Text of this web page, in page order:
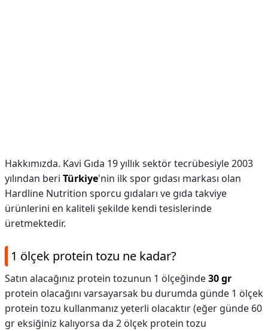
Hakkımızda. Kavi Gıda 19 yıllık sektör tecrübesiyle 2003
yılından beri Türkiye'nin ilk spor gıdası markası olan
Hardline Nutrition sporcu gıdaları ve gıda takviye
ürünlerini en kaliteli şekilde kendi tesislerinde
üretmektedir.
1 ölçek protein tozu ne kadar?
Satın alacağınız protein tozunun 1 ölçeğinde30 gr
protein olacağını varsayarsak bu durumda günde 1 ölçek
protein tozu kullanmanız yeterli olacaktır (eğer günde 60
gr eksiğiniz kalıyorsa da 2 ölçek protein tozu